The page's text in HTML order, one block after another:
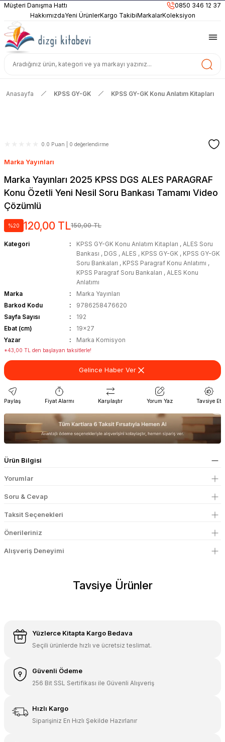
899TLve Üzeri Alışverişlerinizde
KARGO BEDAVA
Güncel ve Sınav Odaklı Kaynaklar
HakkımızdaYeni ÜrünlerKargo TakibiMarkalarKoleksiyon
Müşteri Danışma Hattı 0850 346 12 37
Anasayfa KPSS GY-GK KPSS GY-GK Konu Anlatım Kitapları
0.0 Puan | 0 değerlendirme
Marka Yayınları
Marka Yayınları 2025 KPSS DGS ALES PARAGRAF
Konu Özetli Yeni Nesil Soru Bankası Tamamı Video
Çözümlü
%20 120,00 TL150,00 TL
Kategori KPSS GY-GK Konu Anlatım Kitapları , ALES Soru
Bankası , DGS , ALES , KPSS GY-GK , KPSS GY-GK
Soru Bankaları , KPSS Paragraf Konu Anlatımı ,
KPSS Paragraf Soru Bankaları , ALES Konu
Anlatımı
Marka
Marka Yayınları
Barkod Kodu
9786258476620
Sayfa Sayısı
192
Ebat (cm)
19x27
Yazar
Marka Komisyon
*43,00 TL den başlayan taksitlerle!
Gelince Haber Ver
Paylaş Fiyat Alarmı Karşılaştır Yorum Yaz Tavsiye Et
Ürün Bilgisi
Yorumlar
Soru & Cevap
Taksit Seçenekleri
Önerileriniz
Alışveriş Deneyimi
Tavsiye Ürünler
550,00 TL
Sepete Ekle
Data Yayınları ALES Tamamı Çözümlü 7 Deneme Sınavı
Yüzlerce Kitapta Kargo Bedava
Seçili ürünlerde hızlı ve ücretsiz teslimat.
Güvenli Ödeme
256 Bit SSL Sertifikası ile Güvenli Alışveriş
Hızlı Kargo
Siparişiniz En Hızlı Şekilde Hazırlanır